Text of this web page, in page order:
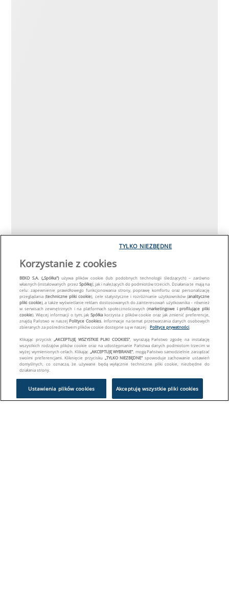
Korzystanie z cookies
BEKO S.A. („Spółka")używa plików cookie (lub podobnych technologii śledzących) – zarówno
własnych (instalowanych przezSpółkę), jak i należących do podmiotów trzecich. Działania te mają na
celu: zapewnienie prawidłowego funkcjonowania strony, poprawę komfortu oraz personalizację
przeglądania (techniczne pliki cookie), cele statystyczne i rozróżnianie użytkowników (analityczne
pliki cookie), a także wyświetlanie reklam dostosowanych do zainteresowań użytkownika – również
w serwisach zewnętrznych i na platformach społecznościowych (marketingowe i profilujące pliki
cookie). Więcej informacji o tym, jakSpółka korzysta z plików cookie oraz jak zmienić preferencje,
znajdą Państwo w naszejPolityce Cookies . Informacje na temat przetwarzania danych osobowych
zbieranych za pośrednictwem plików cookie dostępne są w naszej
Polityce prywatności
Klikając przycisk „AKCEPTUJĘ WSZYSTKIE PLIKI COOKIES" , wyrażają Państwo zgodę na instalację
wszystkich rodzajów plików cookie oraz na udostępnianie Państwa danych podmiotom trzecim w
wyżej wymienionych celach. Klikając „AKCEPTUJĘ WYBRANE" , mogą Państwo samodzielnie zarządzać
swoimi preferencjami. Kliknięcie przycisku „TYLKO NIEZBĘDNE" spowoduje zachowanie ustawień
domyślnych, co oznacza, że używane będą wyłącznie techniczne pliki cookie, niezbędne do
działania strony.
Ustawienia plików cookies Akceptuję wszystkie pliki cookies
TYLKO NIEZBĘDNE